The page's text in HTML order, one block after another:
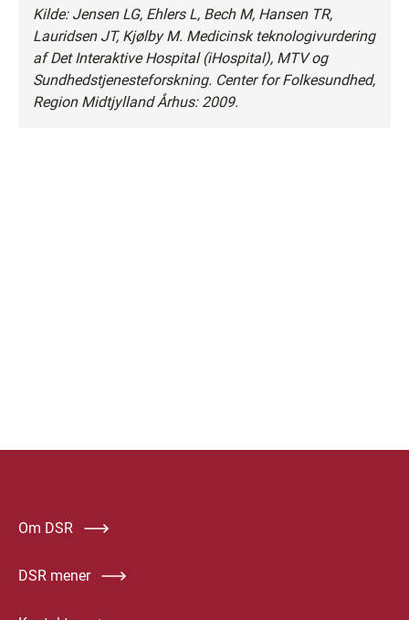
Kilde: Jensen LG, Ehlers L, Bech M, Hansen TR,
Lauridsen JT, Kjølby M. Medicinsk teknologivurdering
af Det Interaktive Hospital (iHospital), MTV og
Sundhedstjenesteforskning. Center for Folkesundhed,
Region Midtjylland Århus: 2009.
Om DSR
DSR mener